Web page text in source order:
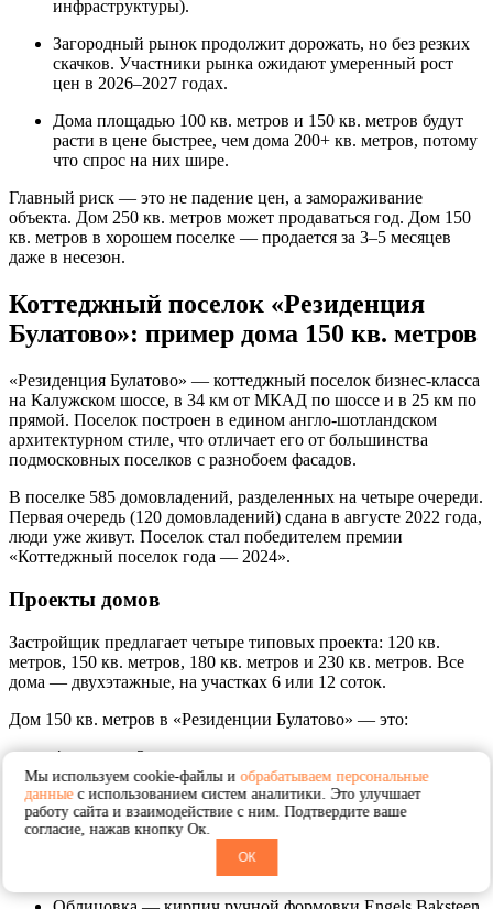
инфраструктуры).
Загородный рынок продолжит дорожать, но без резких
скачков. Участники рынка ожидают умеренный рост
цен в 2026–2027 годах.
Дома площадью 100 кв. метров и 150 кв. метров будут
расти в цене быстрее, чем дома 200+ кв. метров, потому
что спрос на них шире.
Главный риск — это не падение цен, а замораживание
объекта. Дом 250 кв. метров может продаваться год. Дом 150
кв. метров в хорошем поселке — продается за 3–5 месяцев
даже в несезон.
Коттеджный поселок «Резиденция
Булатово»: пример дома 150 кв. метров
«Резиденция Булатово» — коттеджный поселок бизнес-класса
на Калужском шоссе, в 34 км от МКАД по шоссе и в 25 км по
прямой. Поселок построен в едином англо-шотландском
архитектурном стиле, что отличает его от большинства
подмосковных поселков с разнобоем фасадов.
В поселке 585 домовладений, разделенных на четыре очереди.
Первая очередь (120 домовладений) сдана в августе 2022 года,
люди уже живут. Поселок стал победителем премии
«Коттеджный поселок года — 2024».
Проекты домов
Застройщик предлагает четыре типовых проекта: 120 кв.
метров, 150 кв. метров, 180 кв. метров и 230 кв. метров. Все
дома — двухэтажные, на участках 6 или 12 соток.
Дом 150 кв. метров в «Резиденции Булатово» — это:
4 спальни, 3 санузла.
Кухня-гостиная с панорамным остеклением.
Фундамент — железобетонные сваи.
Мы используем cookie-файлы иобрабатываем персональные
данныес использованием систем аналитики. Это улучшает
работу сайта и взаимодействие с ним. Подтвердите ваше
согласие, нажав кнопку Ок.
ОК